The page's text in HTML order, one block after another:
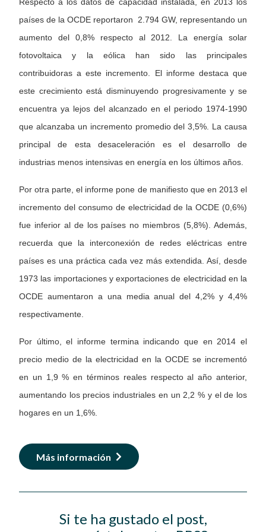
Respecto a los datos de capacidad instalada, en 2013 los
países de la OCDE reportaron 2.794 GW, representando un
aumento del 0,8% respecto al 2012. La energía solar
fotovoltaica y la eólica han sido las principales
contribuidoras a este incremento. El informe destaca que
este crecimiento está disminuyendo progresivamente y se
encuentra ya lejos del alcanzado en el periodo 1974-1990
que alcanzaba un incremento promedio del 3,5%. La causa
principal de esta desaceleración es el desarrollo de
industrias menos intensivas en energía en los últimos años.
Por otra parte, el informe pone de manifiesto que en 2013 el
incremento del consumo de electricidad de la OCDE (0,6%)
fue inferior al de los países no miembros (5,8%). Además,
recuerda que la interconexión de redes eléctricas entre
países es una práctica cada vez más extendida. Así, desde
1973 las importaciones y exportaciones de electricidad en la
OCDE aumentaron a una media anual del 4,2% y 4,4%
respectivamente.
Por último, el informe termina indicando que en 2014 el
precio medio de la electricidad en la OCDE se incrementó
en un 1,9 % en términos reales respecto al año anterior,
aumentando los precios industriales en un 2,2 % y el de los
hogares en un 1,6%.
Más información
Si te ha gustado el post,